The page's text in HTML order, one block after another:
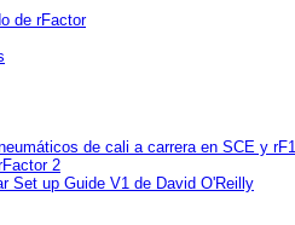
de rFactor
de cali a carrera en SCE y rF1
2
Set up Guide V1 de David O'Reilly